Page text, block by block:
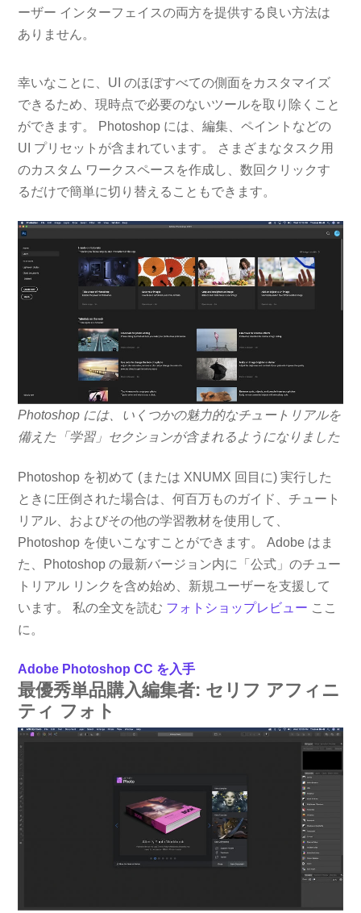
ーザー インターフェイスの両方を提供する良い方法は
ありません。
幸いなことに、UI のほぼすべての側面をカスタマイズ
できるため、現時点で必要のないツールを取り除くこと
ができます。 Photoshop には、編集、ペイントなどの
UI プリセットが含まれています。 さまざまなタスク用
のカスタム ワークスペースを作成し、数回クリックす
るだけで簡単に切り替えることもできます。
Photoshop には、いくつかの魅力的なチュートリアルを
備えた「学習」セクションが含まれるようになりました
Photoshop を初めて (または XNUMX 回目に) 実行した
ときに圧倒された場合は、何百万ものガイド、チュート
リアル、およびその他の学習教材を使用して、
Photoshop を使いこなすことができます。 Adobe はま
た、Photoshop の最新バージョン内に「公式」のチュー
トリアル リンクを含め始め、新規ユーザーを支援して
います。 私の全文を読む フォトショップレビュー ここ
に。
Adobe Photoshop CC を入手
最優秀単品購入編集者: セリフ アフィニ
ティ フォト